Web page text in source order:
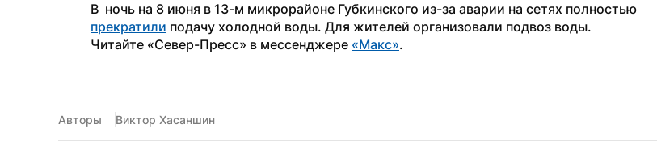
прекратили подачу холодной воды. Для жителей организовали подвоз воды.
Читайте «Север-Пресс» в мессенджере «Макс».
Авторы Виктор Хасаншин